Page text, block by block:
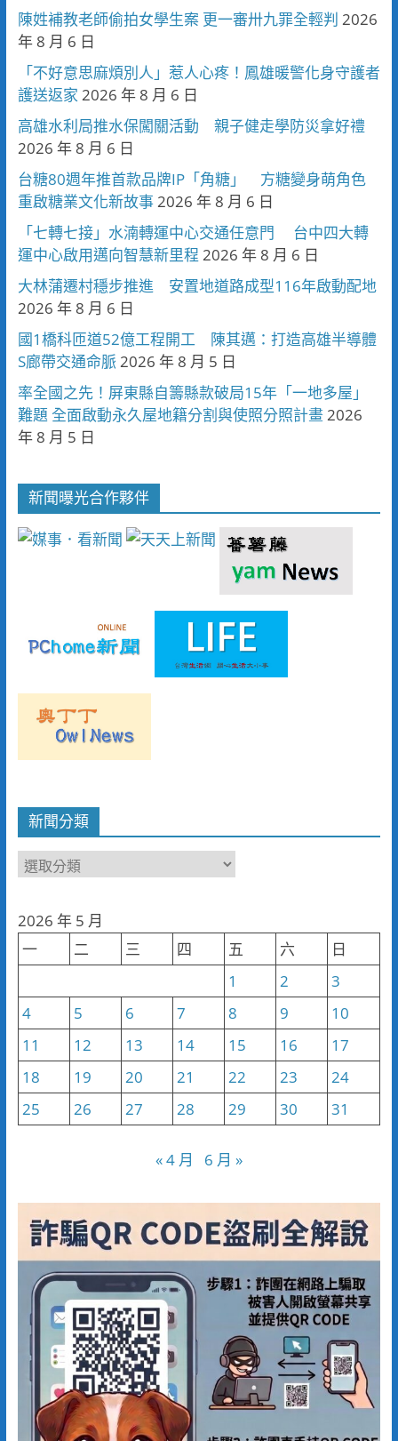
陳姓補教老師偷拍女學生案 更一審卅九罪全輕判 2026
年 8 月 6 日
「不好意思麻煩別人」惹人心疼！鳳雄暖警化身守護者
護送返家 2026 年 8 月 6 日
高雄水利局推水保闖關活動 親子健走學防災拿好禮
2026 年 8 月 6 日
台糖80週年推首款品牌IP「角糖」 方糖變身萌角色
重啟糖業文化新故事2026 年 8 月 6 日
「七轉七接」水湳轉運中心交通任意門 台中四大轉
運中心啟用邁向智慧新里程 2026 年 8 月 6 日
大林蒲遷村穩步推進 安置地道路成型116年啟動配地
2026 年 8 月 6 日
國1橋科匝道52億工程開工 陳其邁：打造高雄半導體
S廊帶交通命脈2026 年 8 月 5 日
率全國之先！屏東縣自籌縣款破局15年「一地多屋」
難題 全面啟動永久屋地籍分割與使照分照計畫2026
年 8 月 5 日
新聞曝光合作夥伴
新聞分類
新
類
2026 年 5 月
一
二 三 四 五 六
日
1
2
3
4
5 6 7 8 9
10
11
12 13 14 15 16
17
18
19 20 21 22 23
24
25
26 27 28 29 30 31
« 4 月 6 月 »